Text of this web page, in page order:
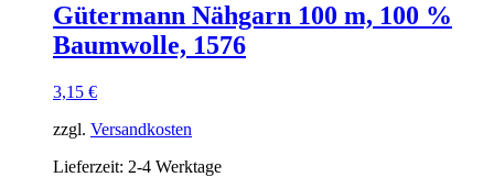
Gütermann Nähgarn 100 m, 100 %
Baumwolle, 1576
3,15 €
zzgl. Versandkosten
Lieferzeit: 2-4 Werktage